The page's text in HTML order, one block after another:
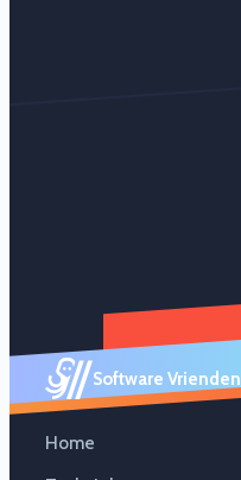
Software Vrienden
Home